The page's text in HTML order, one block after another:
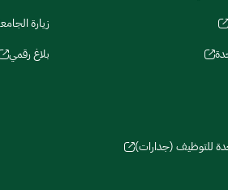
للتوظيف (جدارات)
زيارة
بلاغ رقمي